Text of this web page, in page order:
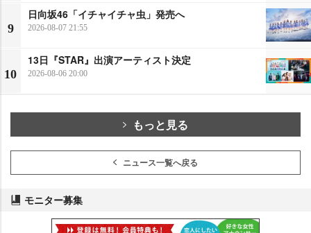
9
日向坂46「イチャイチャ虫」発売へ
2026-08-07 21:55
10
13日『STAR』出演アーティスト決定
2026-08-06 20:00
もっと見る
ニュース一覧へ戻る
モニター募集